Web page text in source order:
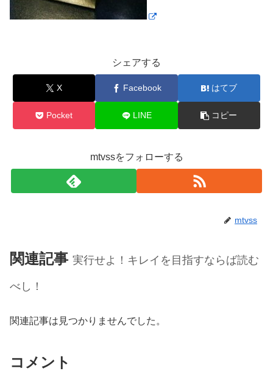
シェアする
X Facebook はてブ
Pocket LINE コピー
mtvssをフォローする
mtvss
関連記事 実行せよ！キレイを目指すならば読む
べし！
関連記事は見つかりませんでした。
コメント